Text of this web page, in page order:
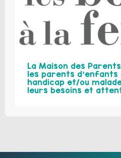
La Maison des
les parents d’enfants
handicap et/ou
leurs besoins et